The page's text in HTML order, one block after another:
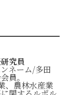
究員
ネーム/多田
員。
、農林水産業